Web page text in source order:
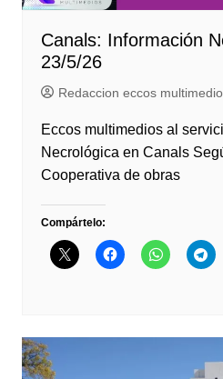
Canals: Información
23/5/26
Redaccion eccos
Eccos multimedios al
Necrológica en Canals
Cooperativa de obras
Compártelo: